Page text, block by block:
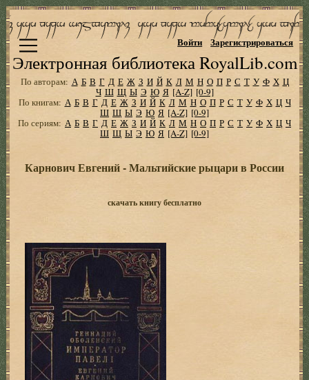
Электронная библиотека RoyalLib.com
Войти Зарегистрироваться
По авторам: А Б В Г Д Е Ж З И Й К Л М Н О П Р С Т У Ф Х Ц
Ч Ш Щ Ы Э Ю Я [A-Z] [0-9]
По книгам: А Б В Г Д Е Ж З И Й К Л М Н О П Р С Т У Ф Х Ц Ч
Ш Щ Ы Э Ю Я [A-Z] [0-9]
По сериям: А Б В Г Д Е Ж З И Й К Л М Н О П Р С Т У Ф Х Ц Ч
Ш Щ Ы Э Ю Я [A-Z] [0-9]
Карнович Евгений - Мальтийские рыцари в России
скачать книгу бесплатно